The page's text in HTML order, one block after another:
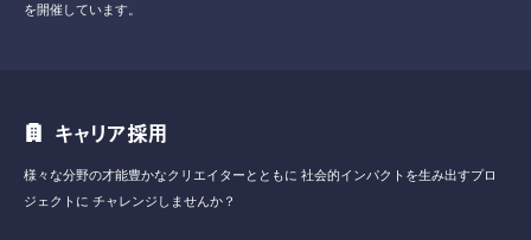
を開催しています。
キャリア採用
様々な分野の才能豊かなクリエイターとともに 社会的インパクトを生み出すプロ
ジェクトに チャレンジしませんか？